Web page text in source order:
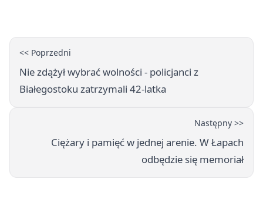
<< Poprzedni
Nie zdążył wybrać wolności - policjanci z
Białegostoku zatrzymali 42-latka
Następny >>
Ciężary i pamięć w jednej arenie. W Łapach
odbędzie się memoriał